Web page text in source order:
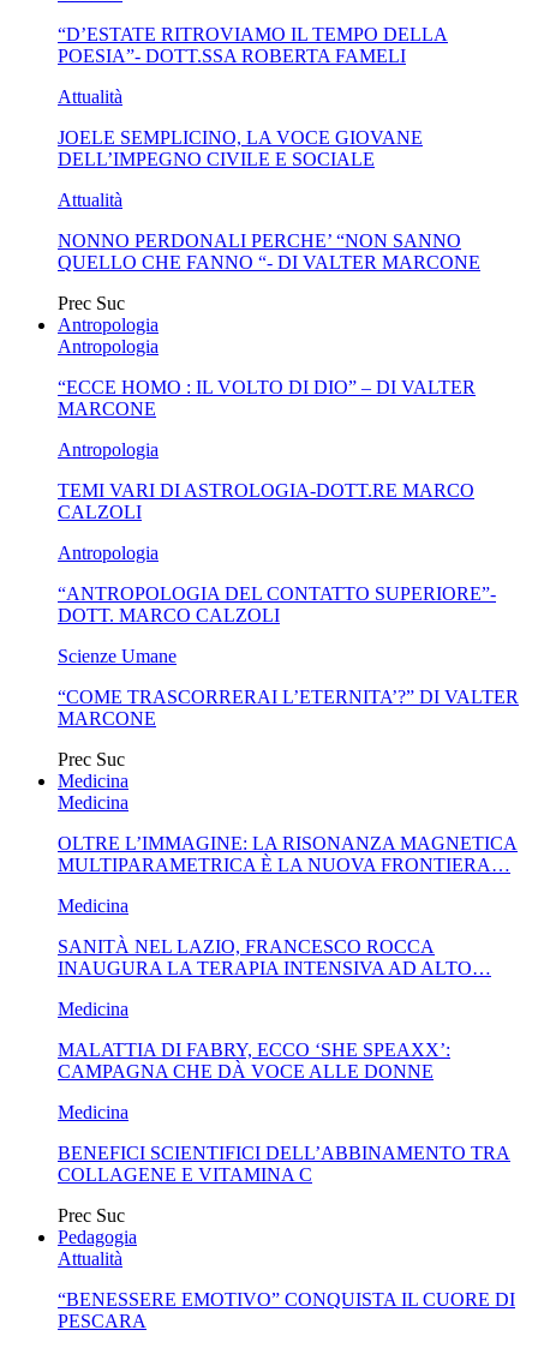
BUSSOLA PSICOLOGICA TRA PROTEZIONE E BUON
SENSO IN...
“D’ESTATE RITROVIAMO IL TEMPO DELLA
POESIA”- DOTT.SSA ROBERTA FAMELI
Attualità
JOELE SEMPLICINO, LA VOCE GIOVANE
DELL’IMPEGNO CIVILE E SOCIALE
Attualità
NONNO PERDONALI PERCHE’ “NON SANNO
QUELLO CHE FANNO “- DI VALTER MARCONE
Prec Suc
Antropologia
Antropologia
“ECCE HOMO : IL VOLTO DI DIO” – DI VALTER
MARCONE
Antropologia
TEMI VARI DI ASTROLOGIA-DOTT.RE MARCO
CALZOLI
Antropologia
“ANTROPOLOGIA DEL CONTATTO SUPERIORE”-
DOTT. MARCO CALZOLI
Scienze Umane
“COME TRASCORRERAI L’ETERNITA’?” DI VALTER
MARCONE
Prec Suc
Medicina
Medicina
OLTRE L’IMMAGINE: LA RISONANZA MAGNETICA
MULTIPARAMETRICA È LA NUOVA FRONTIERA…
Medicina
SANITÀ NEL LAZIO, FRANCESCO ROCCA
INAUGURA LA TERAPIA INTENSIVA AD ALTO…
Medicina
MALATTIA DI FABRY, ECCO ‘SHE SPEAXX’:
CAMPAGNA CHE DÀ VOCE ALLE DONNE
Medicina
BENEFICI SCIENTIFICI DELL’ABBINAMENTO TRA
COLLAGENE E VITAMINA C
Prec Suc
Pedagogia
Attualità
“BENESSERE EMOTIVO” CONQUISTA IL CUORE DI
PESCARA